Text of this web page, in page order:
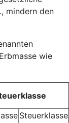
mindern den
wie
Steuerklasse